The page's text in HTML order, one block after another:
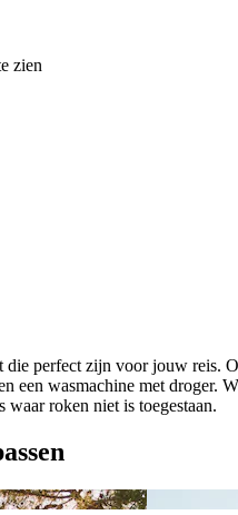
zien
perfect zijn voor jouw reis.
een wasmachine met
roken niet is toegestaan.